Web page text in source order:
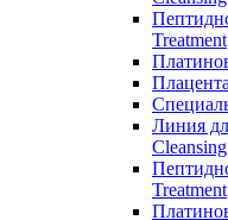
Treatment
Линия
Cleansing
Treatment